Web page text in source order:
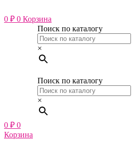
к
содержимому
0 ₽ 0 Корзина
Поиск по каталогу
×
Поиск по каталогу
×
0 ₽ 0
Корзина